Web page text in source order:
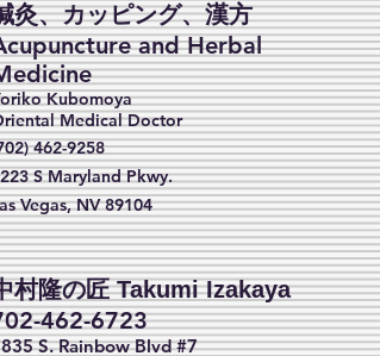
灸、カッピング、漢方
and Herbal
Kubomoya
Medical Doctor
462-9258
S Maryland Pkwy.
Vegas, NV 89104
村隆の匠 Takumi Izakaya
462-6723
S. Rainbow Blvd #7